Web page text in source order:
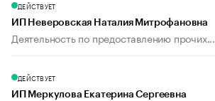
ДЕЙСТВУЕТ
ИП Неверовская Наталия Митрофановна
Деятельность по предоставлению прочих...
ДЕЙСТВУЕТ
ИП Меркулова Екатерина Сергеевна